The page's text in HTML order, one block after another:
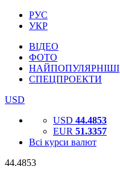
РУС
УКР
ВІДЕО
ФОТО
НАЙПОПУЛЯРНІШІ
СПЕЦПРОЕКТИ
USD
USD 44.4853
EUR 51.3357
Всі курси валют
44.4853